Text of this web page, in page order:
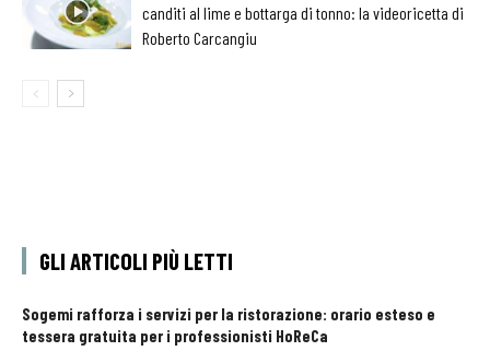
canditi al lime e bottarga di tonno: la videoricetta di
Roberto Carcangiu
GLI ARTICOLI PIÙ LETTI
Sogemi rafforza i servizi per la ristorazione: orario esteso e
tessera gratuita per i professionisti HoReCa